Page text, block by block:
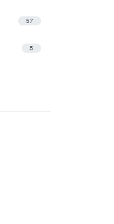
57
5